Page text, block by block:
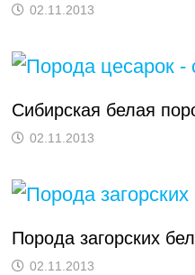
02.11.2013
Сибирская белая
02.11.2013
Порода загорских
02.11.2013